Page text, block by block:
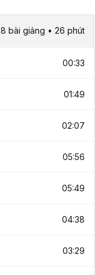
8 bài giảng • 26 phút
00:33
01:49
02:07
05:56
05:49
04:38
03:29